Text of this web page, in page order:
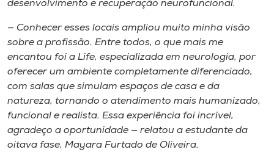
desenvolvimento e recuperação neurofuncional.
— Conhecer esses locais ampliou muito minha visão
sobre a profissão. Entre todos, o que mais me
encantou foi a Life, especializada em neurologia, por
oferecer um ambiente completamente diferenciado,
com salas que simulam espaços de casa e da
natureza, tornando o atendimento mais humanizado,
funcional e realista. Essa experiência foi incrível,
agradeço a oportunidade — relatou a estudante da
oitava fase, Mayara Furtado de Oliveira.